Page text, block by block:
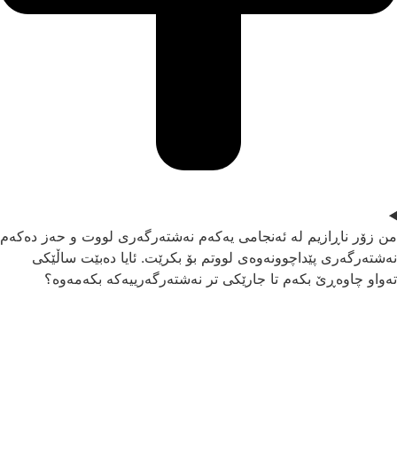
زۆر ناڕازیم لە ئەنجامی یەکەم نەشتەرگەری لووت و حەز دەکەم
پێداچوونەوەی لووتم بۆ بکرێت. ئایا دەبێت ساڵێکی
چاوەڕێ بکەم تا جارێکی تر نەشتەرگەرییەکە بکەمەوە؟